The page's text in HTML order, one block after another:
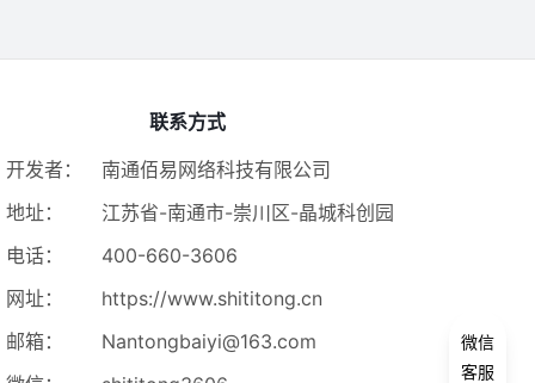
联系方式
开发者：
南通佰易网络科技有限公司
地址：
江苏省-南通市-崇川区-晶城科创园
电话：
400-660-3606
网址：
https://www.shititong.cn
邮箱：
Nantongbaiyi@163.com
微信
客服